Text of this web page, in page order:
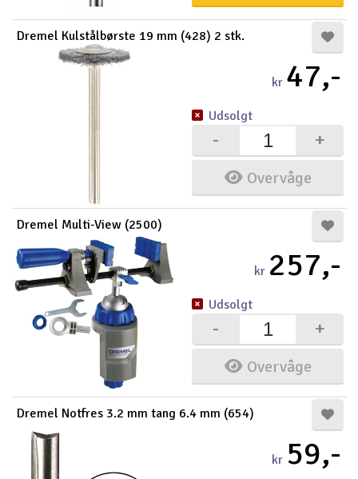
Dremel Kulstålbørste 19 mm (428) 2 stk.
kr 47,-
Overvåge
+
-
Udsolgt
Dremel Multi-View (2500)
kr 257,-
Overvåge
+
-
Udsolgt
Dremel Notfres 3.2 mm tang 6.4 mm (654)
kr 59,-